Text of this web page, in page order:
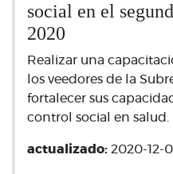
social en el
2020
Realizar una
los veedores de la
fortalecer sus
control social en salud.
actualizado: 2020-12-